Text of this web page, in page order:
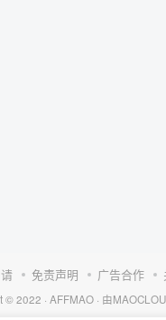
免责声明 广告合作
© 2022 · AFFMAO · 由